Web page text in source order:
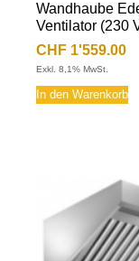
Wandhaube
Ventilator (230
Fettauffangrinne,
CHF 1'559.00
Exkl. 8,1% MwSt.
In den Warenkorb